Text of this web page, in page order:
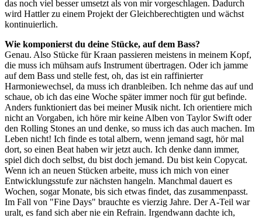
das noch viel besser umsetzt als von mir vorgeschlagen. Dadurch
wird Hattler zu einem Projekt der Gleichberechtigten und wächst
kontinuierlich.
Wie komponierst du deine Stücke, auf dem Bass?
Genau. Also Stücke für Kraan passieren meistens in meinem Kopf,
die muss ich mühsam aufs Instrument übertragen. Oder ich jamme
auf dem Bass und stelle fest, oh, das ist ein raffinierter
Harmoniewechsel, da muss ich dranbleiben. Ich nehme das auf und
schaue, ob ich das eine Woche später immer noch für gut befinde.
Anders funktioniert das bei meiner Musik nicht. Ich orientiere mich
nicht an Vorgaben, ich höre mir keine Alben von Taylor Swift oder
den Rolling Stones an und denke, so muss ich das auch machen. Im
Leben nicht! Ich finde es total albern, wenn jemand sagt, hör mal
dort, so einen Beat haben wir jetzt auch. Ich denke dann immer,
spiel dich doch selbst, du bist doch jemand. Du bist kein Copycat.
Wenn ich an neuen Stücken arbeite, muss ich mich von einer
Entwicklungsstufe zur nächsten hangeln. Manchmal dauert es
Wochen, sogar Monate, bis sich etwas findet, das zusammenpasst.
Im Fall von "Fine Days" brauchte es vierzig Jahre. Der A-Teil war
uralt, es fand sich aber nie ein Refrain. Irgendwann dachte ich,